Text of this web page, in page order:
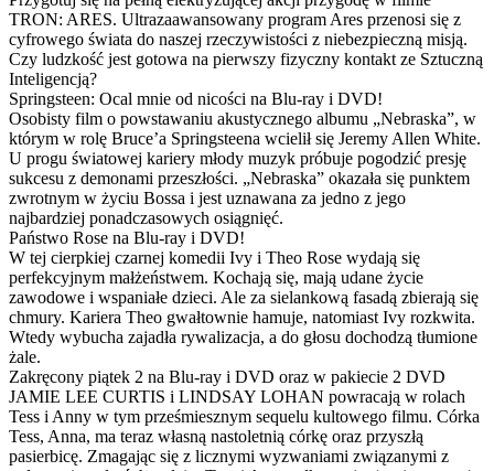
TRON: ARES. Ultrazaawansowany program Ares przenosi się z
cyfrowego świata do naszej rzeczywistości z niebezpieczną misją.
Czy ludzkość jest gotowa na pierwszy fizyczny kontakt ze Sztuczną
Inteligencją?
Springsteen: Ocal mnie od nicości na Blu-ray i DVD!
Osobisty film o powstawaniu akustycznego albumu „Nebraska”, w
którym w rolę Bruce’a Springsteena wcielił się Jeremy Allen White.
U progu światowej kariery młody muzyk próbuje pogodzić presję
sukcesu z demonami przeszłości. „Nebraska” okazała się punktem
zwrotnym w życiu Bossa i jest uznawana za jedno z jego
najbardziej ponadczasowych osiągnięć.
Państwo Rose na Blu-ray i DVD!
W tej cierpkiej czarnej komedii Ivy i Theo Rose wydają się
perfekcyjnym małżeństwem. Kochają się, mają udane życie
zawodowe i wspaniałe dzieci. Ale za sielankową fasadą zbierają się
chmury. Kariera Theo gwałtownie hamuje, natomiast Ivy rozkwita.
Wtedy wybucha zajadła rywalizacja, a do głosu dochodzą tłumione
żale.
Zakręcony piątek 2 na Blu-ray i DVD oraz w pakiecie 2 DVD
JAMIE LEE CURTIS i LINDSAY LOHAN powracają w rolach
Tess i Anny w tym prześmiesznym sequelu kultowego filmu. Córka
Tess, Anna, ma teraz własną nastoletnią córkę oraz przyszłą
pasierbicę. Zmagając się z licznymi wyzwaniami związanymi z